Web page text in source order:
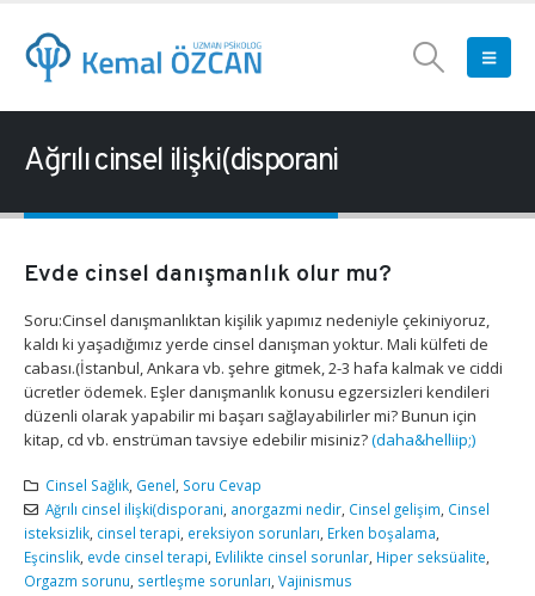
Ağrılı cinsel ilişki(disporani
Evde cinsel danışmanlık olur mu?
Soru:Cinsel danışmanlıktan kişilik yapımız nedeniyle çekiniyoruz,
kaldı ki yaşadığımız yerde cinsel danışman yoktur. Mali külfeti de
cabası.(İstanbul, Ankara vb. şehre gitmek, 2-3 hafa kalmak ve ciddi
ücretler ödemek. Eşler danışmanlık konusu egzersizleri kendileri
düzenli olarak yapabilir mi başarı sağlayabilirler mi? Bunun için
kitap, cd vb. enstrüman tavsiye edebilir misiniz?(daha&helliip;)
Cinsel Sağlık, Genel, Soru Cevap
Ağrılı cinsel ilişki(disporani, anorgazmi nedir, Cinsel gelişim, Cinsel
isteksizlik, cinsel terapi, ereksiyon sorunları, Erken boşalama,
Eşcinslik, evde cinsel terapi, Evlilikte cinsel sorunlar, Hiper seksüalite,
Orgazm sorunu, sertleşme sorunları, Vajinismus